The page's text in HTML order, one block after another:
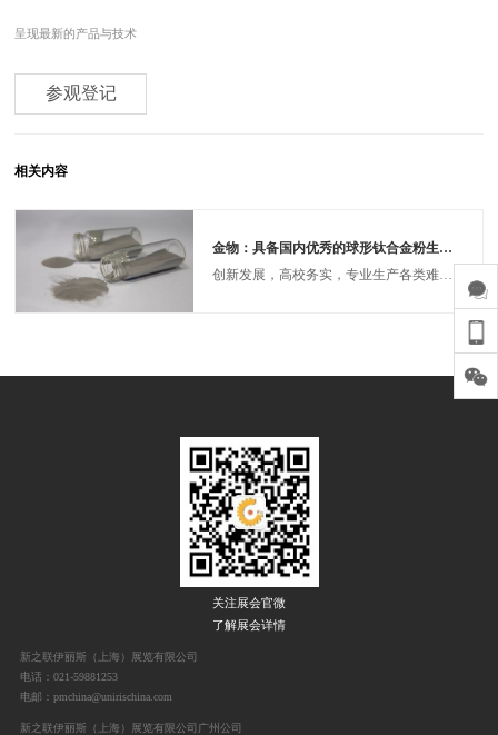
呈现最新的产品与技术
参观登记
相关内容
金物：具备国内优秀的球形钛合金粉生产线
创新发展，高校务实，专业生产各类难熔金属材料
关注展会官微
了解展会详情
新之联伊丽斯（上海）展览有限公司
电话：021-59881253
电邮：pmchina@unirischina.com
新之联伊丽斯（上海）展览有限公司广州公司